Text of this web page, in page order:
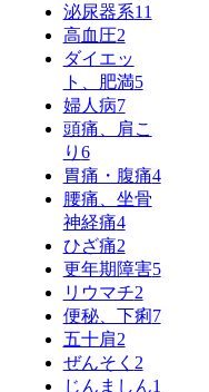
泌尿器系11
高血圧2
ダイエッ
ト、肥満5
婦人病7
頭痛、肩こ
り 6
胃痛・腹痛4
腰痛、坐骨
神経痛4
ひざ痛2
更年期障害5
リウマチ2
便秘、下痢7
五十肩2
ぜんそく 2
じんましん1